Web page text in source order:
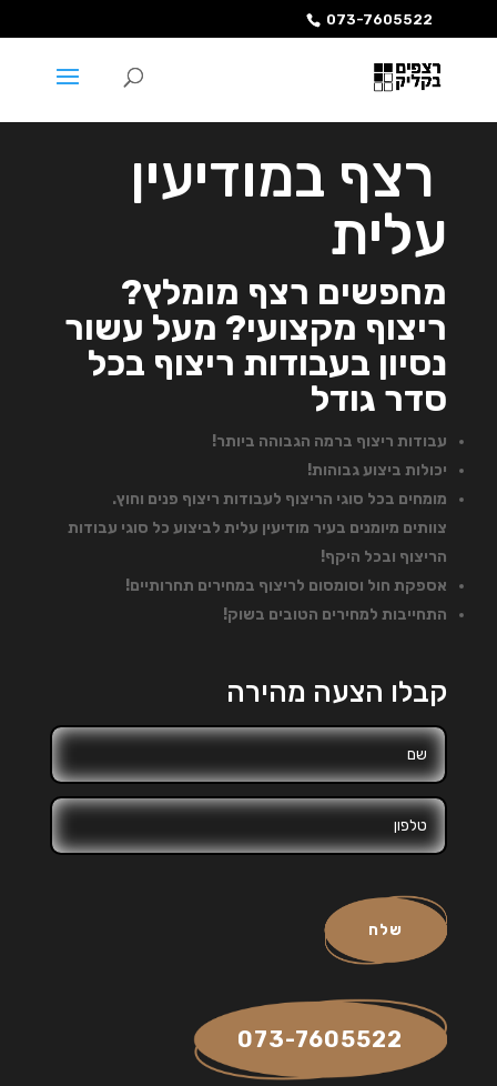
073-7605522
רצף במודיעין
עלית
מחפשים רצף מומלץ?
ריצוף מקצועי? מעל עשור
נסיון בעבודות ריצוף בכל
סדר גודל
עבודות ריצוף ברמה הגבוהה ביותר!
יכולות ביצוע גבוהות!
מומחים בכל סוגי הריצוף לעבודות ריצוף פנים וחוץ.
צוותים מיומנים בעיר מודיעין עלית לביצוע כל סוגי עבודות
הריצוף ובכל היקף!
אספקת חול וסומסום לריצוף במחירים תחרותיים!
התחייבות למחירים הטובים בשוק!
קבלו הצעה מהירה
שלח
073-7605522